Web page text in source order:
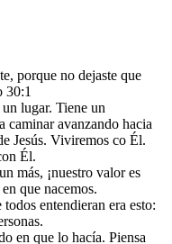
porque no dejaste que
30:1
lugar. Tiene un
caminar avanzando hacia
Jesús. Viviremos co Él.
Él.
más, ¡nuestro valor es
que nacemos.
entendieran era esto:
en que lo hacía. Piensa